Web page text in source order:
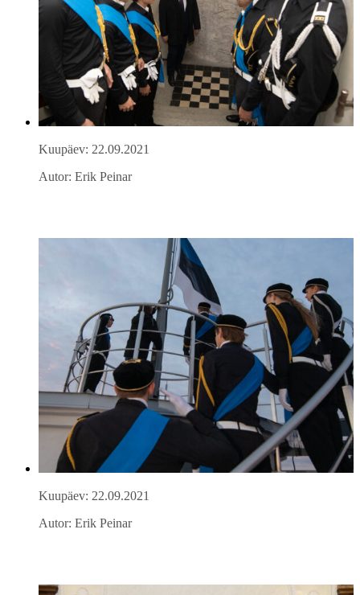
Kuupäev: 22.09.2021
Autor: Erik Peinar
Kuupäev: 22.09.2021
Autor: Erik Peinar